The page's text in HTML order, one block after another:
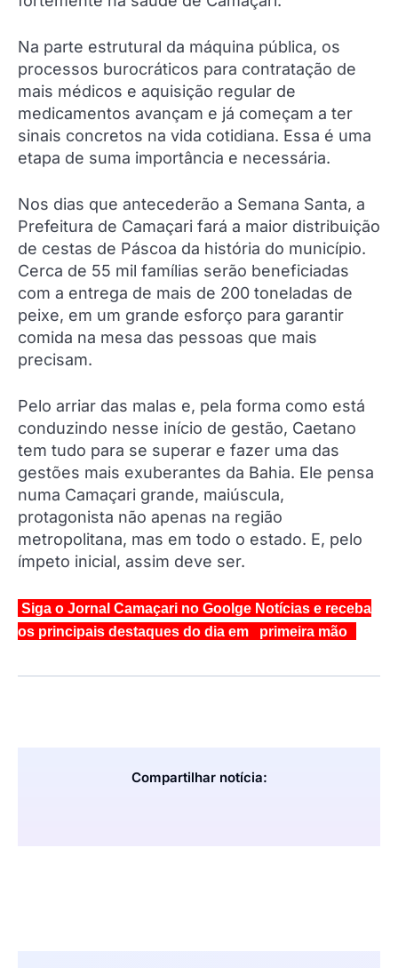
Na parte estrutural da máquina pública, os
processos burocráticos para contratação de
mais médicos e aquisição regular de
medicamentos avançam e já começam a ter
sinais concretos na vida cotidiana. Essa é uma
etapa de suma importância e necessária.
Nos dias que antecederão a Semana Santa, a
Prefeitura de Camaçari fará a maior distribuição
de cestas de Páscoa da história do município.
Cerca de 55 mil famílias serão beneficiadas
com a entrega de mais de 200 toneladas de
peixe, em um grande esforço para garantir
comida na mesa das pessoas que mais
precisam.
Pelo arriar das malas e, pela forma como está
conduzindo nesse início de gestão, Caetano
tem tudo para se superar e fazer uma das
gestões mais exuberantes da Bahia. Ele pensa
numa Camaçari grande, maiúscula,
protagonista não apenas na região
metropolitana, mas em todo o estado. E, pelo
ímpeto inicial, assim deve ser.
Siga o Jornal Camaçari no Goolge Notícias e receba
os principais destaques do dia em primeira mão
Compartilhar notícia: